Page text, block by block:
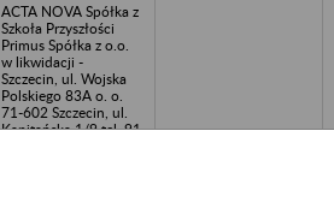
ACTA NOVA Spółka z
Szkoła Przyszłości
Primus Spółka z o.o.
w likwidacji -
Szczecin, ul. Wojska
Polskiego 83A o. o.
71-602 Szczecin, ul.
Kapitańska 1/9 tel. 91